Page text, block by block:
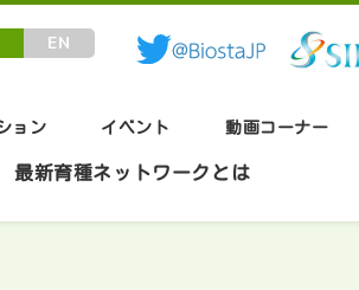
EN
最新育種ネットワークとは
ョン イベント 動画コーナー